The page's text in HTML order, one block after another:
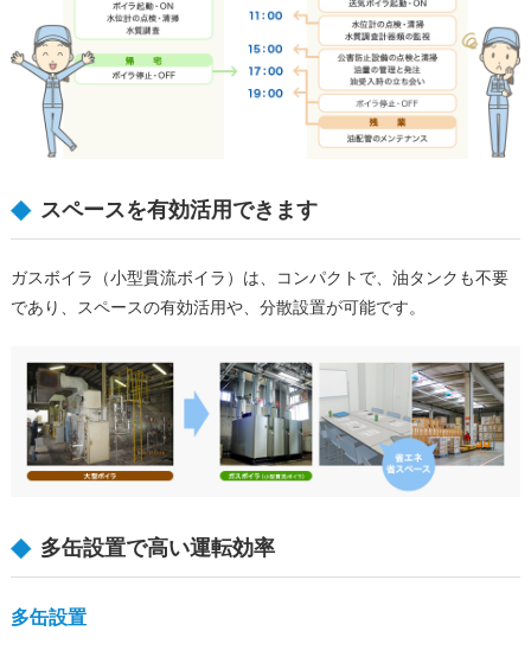
スペースを有効活用できます
ガスボイラ（小型貫流ボイラ）は、コンパクトで、油タンクも不要
であり、スペースの有効活用や、分散設置が可能です。
多缶設置で高い運転効率
多缶設置